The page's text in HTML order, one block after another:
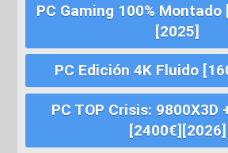
PC Gaming 100% Montado
[2025]
PC Edición 4K Fluido
PC TOP Crisis: 9800X3D
[2400€][2026]